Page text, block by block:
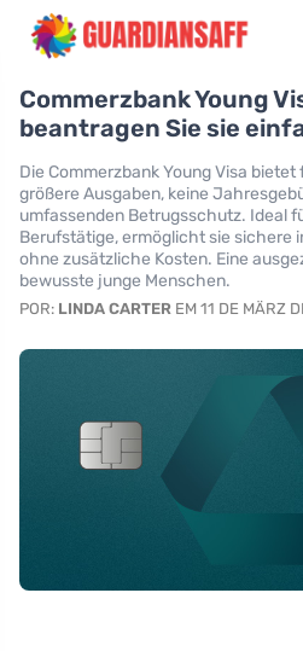
Commerzbank Young
beantragen Sie sie
Die Commerzbank Young Visa
größere Ausgaben, keine
umfassenden Betrugsschutz. Ideal
Berufstätige, ermöglicht sie sichere
ohne zusätzliche Kosten. Eine
bewusste junge Menschen.
POR: LINDA CARTER EM 11 DE MÄRZ